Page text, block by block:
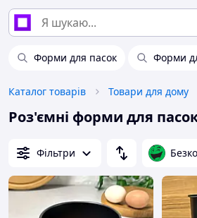
Форми для пасок Форми
Каталог товарів Товари для дому
Роз'ємні форми для
Фільтри